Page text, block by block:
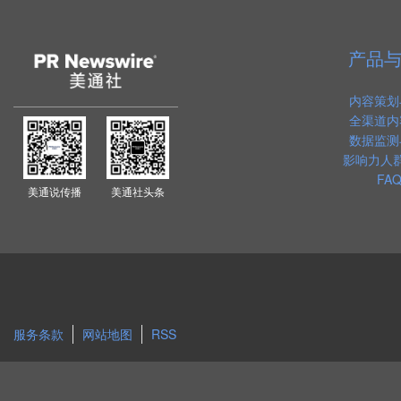
美通说传播 美通社头条
产品
内容策
全渠道
数据监
影响力人
服务条款 网站地图 RSS